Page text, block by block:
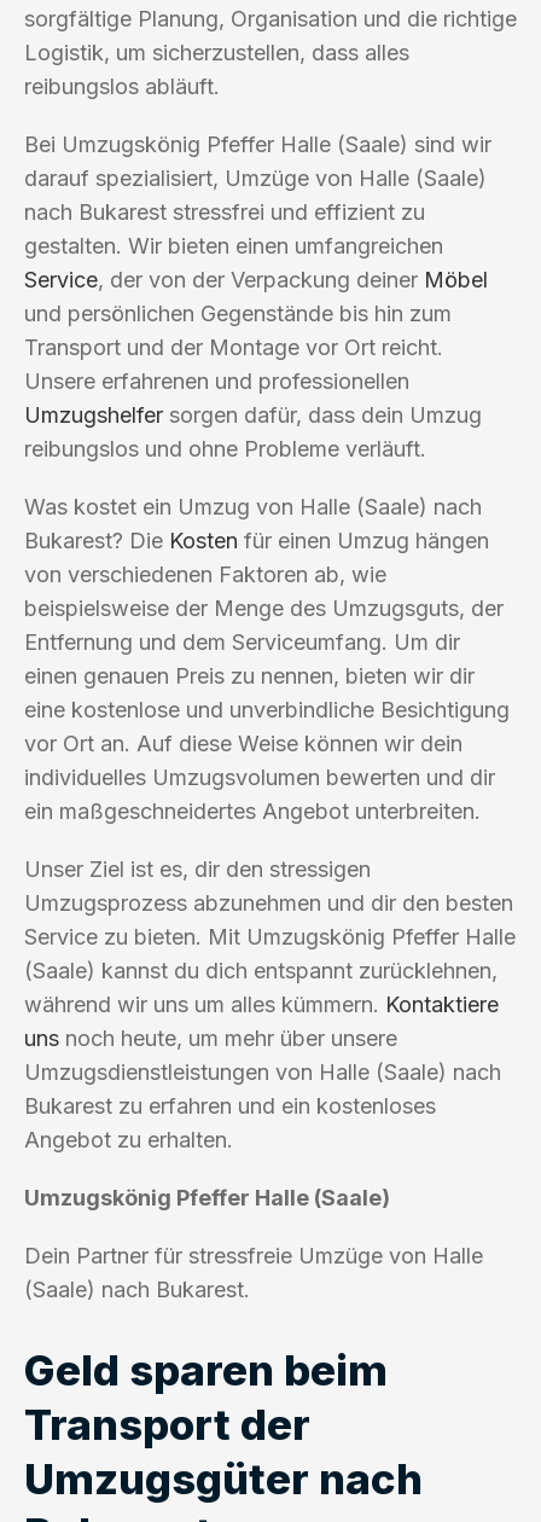
sorgfältige Planung, Organisation und die richtige
Logistik, um sicherzustellen, dass alles
reibungslos abläuft.
Bei Umzugskönig Pfeffer Halle (Saale) sind wir
darauf spezialisiert, Umzüge von Halle (Saale)
nach Bukarest stressfrei und effizient zu
gestalten. Wir bieten einen umfangreichen
Service, der von der Verpackung deiner Möbel
und persönlichen Gegenstände bis hin zum
Transport und der Montage vor Ort reicht.
Unsere erfahrenen und professionellen
Umzugshelfer sorgen dafür, dass dein Umzug
reibungslos und ohne Probleme verläuft.
Was kostet ein Umzug von Halle (Saale) nach
Bukarest? Die Kosten für einen Umzug hängen
von verschiedenen Faktoren ab, wie
beispielsweise der Menge des Umzugsguts, der
Entfernung und dem Serviceumfang. Um dir
einen genauen Preis zu nennen, bieten wir dir
eine kostenlose und unverbindliche Besichtigung
vor Ort an. Auf diese Weise können wir dein
individuelles Umzugsvolumen bewerten und dir
ein maßgeschneidertes Angebot unterbreiten.
Unser Ziel ist es, dir den stressigen
Umzugsprozess abzunehmen und dir den besten
Service zu bieten. Mit Umzugskönig Pfeffer Halle
(Saale) kannst du dich entspannt zurücklehnen,
während wir uns um alles kümmern. Kontaktiere
uns noch heute, um mehr über unsere
Umzugsdienstleistungen von Halle (Saale) nach
Bukarest zu erfahren und ein kostenloses
Angebot zu erhalten.
Umzugskönig Pfeffer Halle (Saale)
Dein Partner für stressfreie Umzüge von Halle
(Saale) nach Bukarest.
Geld sparen beim
Transport der
Umzugsgüter nach